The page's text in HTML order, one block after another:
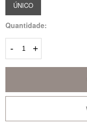
ÚNICO
Quantidade:
- +